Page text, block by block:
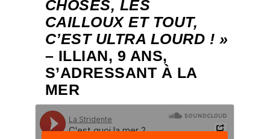
CHOSES, LES
CAILLOUX ET TOUT,
C’EST ULTRA LOURD ! »
– ILLIAN, 9 ANS,
S’ADRESSANT À LA
MER